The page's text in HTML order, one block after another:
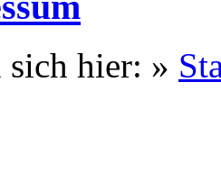
sich hier: »